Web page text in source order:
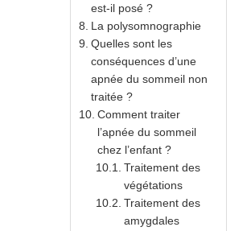
est-il posé ?
La polysomnographie
Quelles sont les
conséquences d’une
apnée du sommeil non
traitée ?
Comment traiter
l’apnée du sommeil
chez l’enfant ?
Traitement des
végétations
Traitement des
amygdales